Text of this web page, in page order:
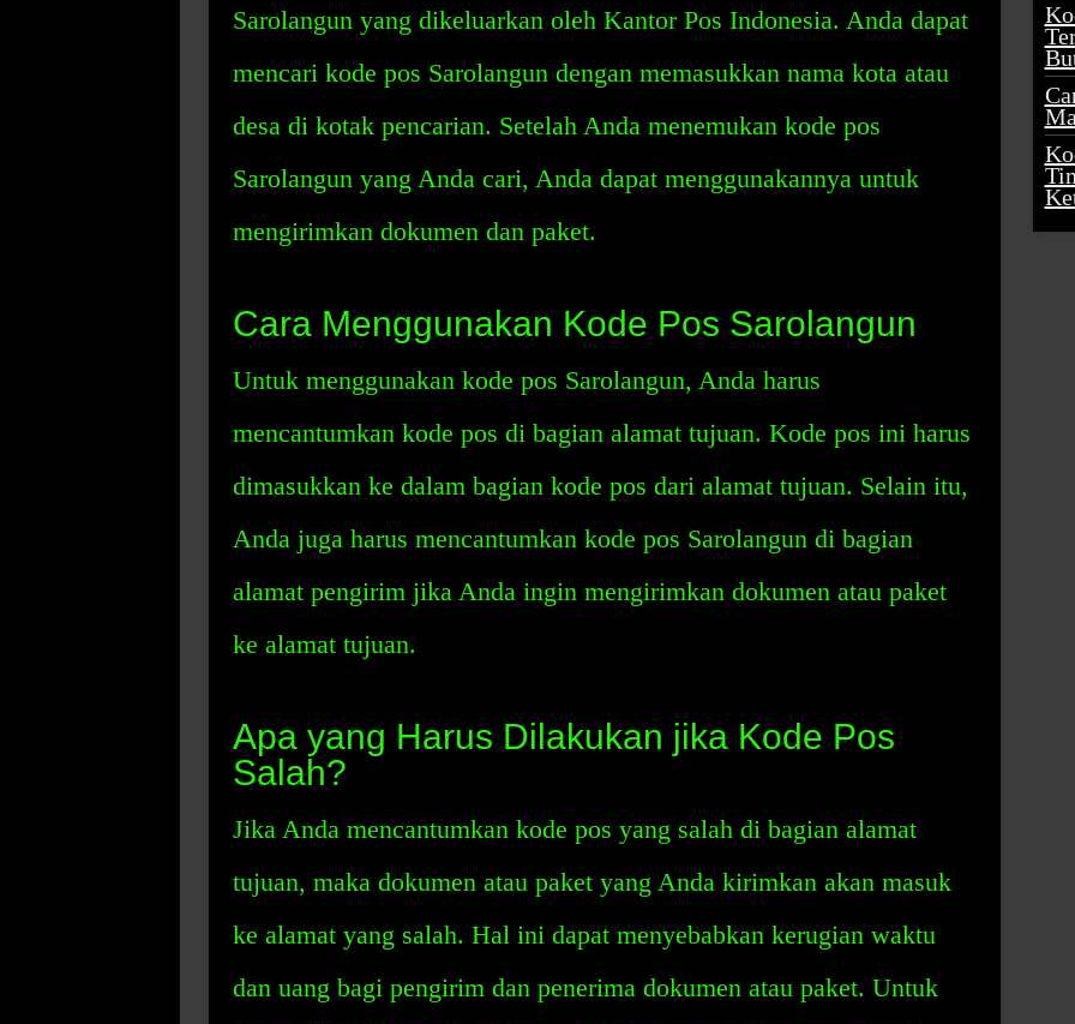
Sarolangun yang dikeluarkan oleh Kantor Pos Indonesia. Anda dapat
mencari kode pos Sarolangun dengan memasukkan nama kota atau
desa di kotak pencarian. Setelah Anda menemukan kode pos
Sarolangun yang Anda cari, Anda dapat menggunakannya untuk
mengirimkan dokumen dan paket.
Cara Menggunakan Kode Pos Sarolangun
Untuk menggunakan kode pos Sarolangun, Anda harus
mencantumkan kode pos di bagian alamat tujuan. Kode pos ini harus
dimasukkan ke dalam bagian kode pos dari alamat tujuan. Selain itu,
Anda juga harus mencantumkan kode pos Sarolangun di bagian
alamat pengirim jika Anda ingin mengirimkan dokumen atau paket
ke alamat tujuan.
Apa yang Harus Dilakukan jika Kode Pos
Salah?
Jika Anda mencantumkan kode pos yang salah di bagian alamat
tujuan, maka dokumen atau paket yang Anda kirimkan akan masuk
ke alamat yang salah. Hal ini dapat menyebabkan kerugian waktu
dan uang bagi pengirim dan penerima dokumen atau paket. Untuk